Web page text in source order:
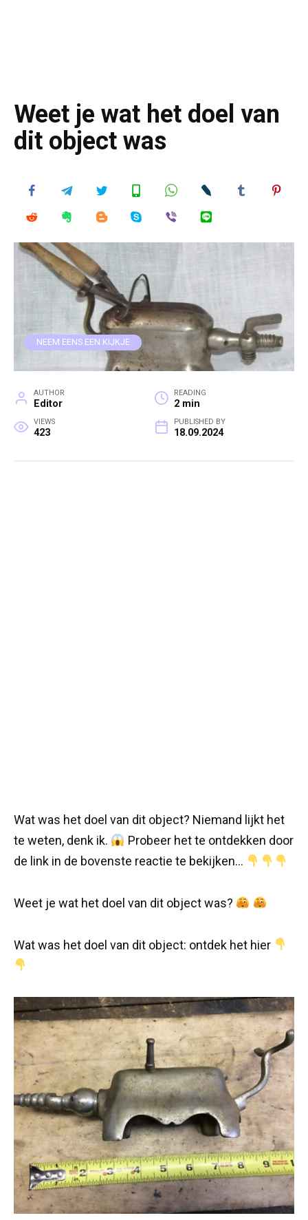
Weet je wat het doel van
dit object was
NEEM EENS EEN KIJKJE
AUTHOR
Editor
READING
2 min
VIEWS
423
PUBLISHED BY
18.09.2024
Wat was het doel van dit object? Niemand lijkt het
te weten, denk ik.
Probeer het te ontdekken door
de link in de bovenste reactie te bekijken…
Weet je wat het doel van dit object was?
Wat was het doel van dit object: ontdek het hier